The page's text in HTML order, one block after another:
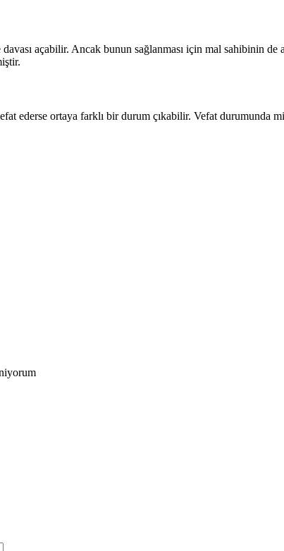
açabilir. Ancak bunun sağlanması için mal sahibinin de
ederse ortaya farklı bir durum çıkabilir. Vefat durumunda